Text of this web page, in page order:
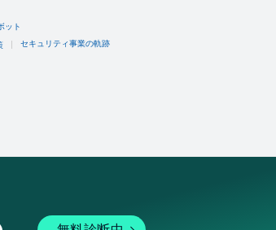
ット
セキュリティ事業の軌跡